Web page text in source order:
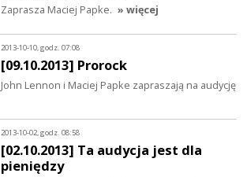
Zaprasza Maciej Papke. » więcej
2013-10-10, godz. 07:08
[09.10.2013] Prorock
John Lennon i Maciej Papke zapraszają na audycję
2013-10-02, godz. 08:58
[02.10.2013] Ta audycja jest dla
pieniędzy